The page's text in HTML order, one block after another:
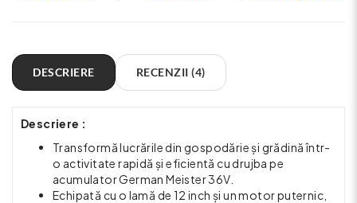
DESCRIERE RECENZII (4)
Descriere :
Transformă lucrările din gospodărie și grădină într-
o activitate rapidă și eficientă cu drujba pe
acumulator German Meister 36V.
Echipată cu o lamă de 12 inch și un motor puternic,